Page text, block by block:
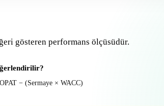
gösteren performans ölçüsüdür.
− (Sermaye × WACC)